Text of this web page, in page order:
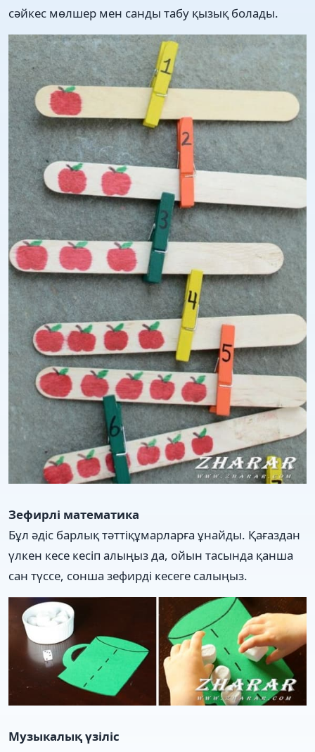
сәйкес мөлшер мен санды табу қызық болады.
Зефирлі математика
Бұл әдіс барлық тәттіқұмарларға ұнайды. Қағаздан
үлкен кесе кесіп алыңыз да, ойын тасында қанша
сан түссе, сонша зефирді кесеге салыңыз.
Музыкалық үзіліс